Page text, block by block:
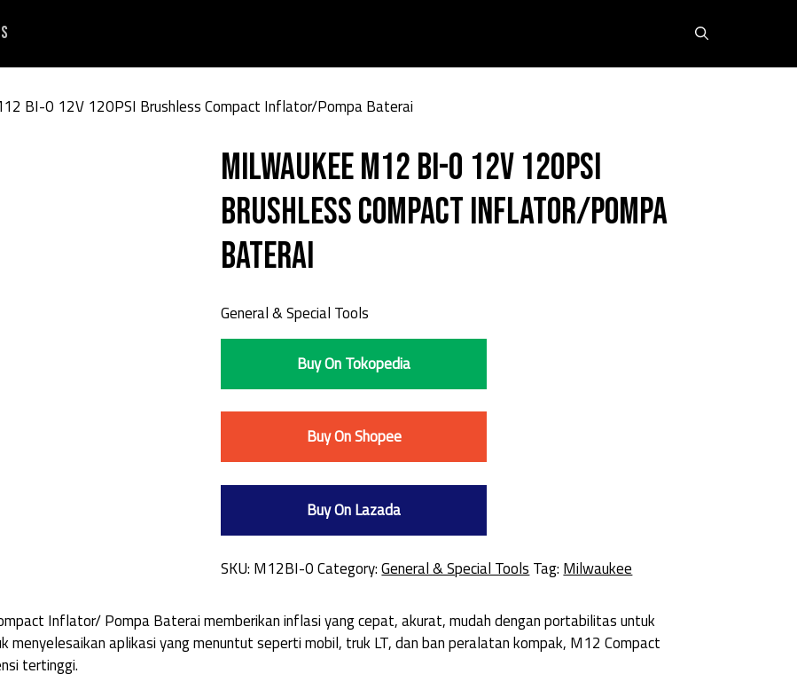
BI-0 12V 120PSI Brushless Compact Inflator/Pompa Baterai
Milwaukee M12 BI-0 12V 120PSI
Brushless Compact Inflator/Pompa
Baterai
General & Special Tools
Buy On Tokopedia
Buy On Shopee
Buy On Lazada
SKU: M12BI-0 Category:General & Special Tools Tag: Milwaukee
Inflator/ Pompa Baterai memberikan inflasi yang cepat, akurat, mudah dengan portabilitas untuk
menyelesaikan aplikasi yang menuntut seperti mobil, truk LT, dan ban peralatan kompak, M12 Compact
tertinggi.